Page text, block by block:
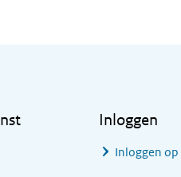
Inloggen
Inloggen